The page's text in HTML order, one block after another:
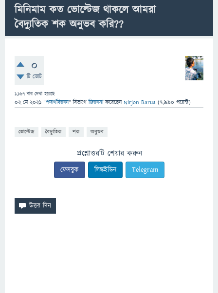
মিনিমাম কত ভোল্টেজ থাকলে আমরা
বৈদ্যুতিক শক অনুভব করি??
0
টি ভোট
1,167 বার দেখা হয়েছে
02 মে 2021 "পদার্থবিজ্ঞান" বিভাগে জিজ্ঞাসাকরেছেনNirjon Barua (7,990 পয়েন্ট)
ভোল্টেজ বৈদ্যুতিক শক অনুভব
প্রশ্নোত্তরটি শেয়ার করুন
ফেসবুক লিঙ্কইডিন Telegram